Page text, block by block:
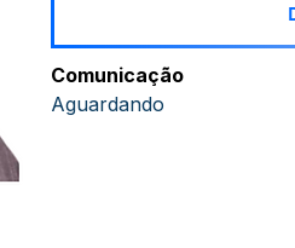
Comunicação
Aguardando